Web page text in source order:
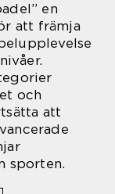
en
att främja
och
att
sporten.